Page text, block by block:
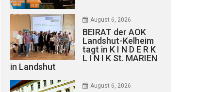
August 6, 2026
BEIRAT der AOK
Landshut-Kelheim
tagt in K I N D E R K
L I N I K St. MARIEN
in Landshut
August 6, 2026